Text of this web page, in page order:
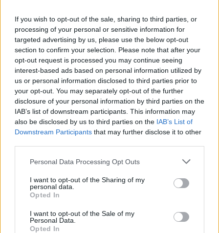
If you wish to opt-out of the sale, sharing to third parties, or
processing of your personal or sensitive information for
targeted advertising by us, please use the below opt-out
section to confirm your selection. Please note that after your
opt-out request is processed you may continue seeing
interest-based ads based on personal information utilized by
us or personal information disclosed to third parties prior to
your opt-out. You may separately opt-out of the further
disclosure of your personal information by third parties on the
IAB’s list of downstream participants. This information may
also be disclosed by us to third parties on the IAB’s List of
Downstream Participants that may further disclose it to other
Personal Data Processing Opt Outs
I want to opt-out of the Sharing of my
personal data.
Opted In
I want to opt-out of the Sale of my
Personal Data.
Opted In